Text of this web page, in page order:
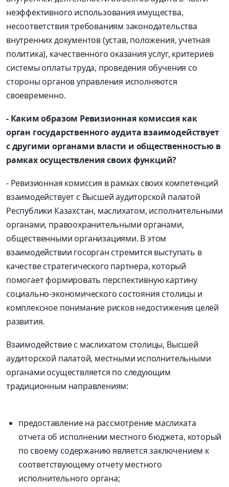
неэффективного использования имущества,
несоответствия требованиям законодательства
внутренних документов (устав, положения, учетная
политика), качественного оказания услуг, критериев
системы оплаты труда, проведения обучения со
стороны органов управления исполняются
своевременно.
- Каким образом Ревизионная комиссия как
орган государственного аудита взаимодействует
с другими органами власти и общественностью в
рамках осуществления своих функций?
- Ревизионная комиссия в рамках своих компетенций
взаимодействует с Высшей аудиторской палатой
Республики Казахстан, маслихатом, исполнительными
органами, правоохранительными органами,
общественными организациями. В этом
взаимодействии госорган стремится выступать в
качестве стратегического партнера, который
помогает формировать перспективную картину
социально-экономического состояния столицы и
комплексное понимание рисков недостижения целей
развития.
Взаимодействие с маслихатом столицы, Высшей
аудиторской палатой, местными исполнительными
органами осуществляется по следующим
традиционным направлениям:
предоставление на рассмотрение маслихата
отчета об исполнении местного бюджета, который
по своему содержанию является заключением к
соответствующему отчету местного
исполнительного органа;